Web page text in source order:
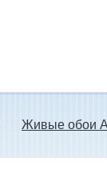
Живые обои